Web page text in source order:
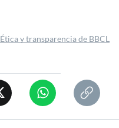
Ética y transparencia de BBCL